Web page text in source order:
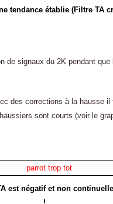
tendance établie (Filtre TA
de signaux du 2K pendant que
des corrections à la hausse il
sont courts (voir le
est négatif et non